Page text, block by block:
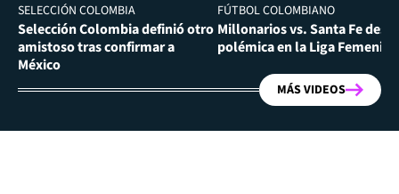
SELECCIÓN COLOMBIA
Selección Colombia definió otro
amistoso tras confirmar a
México
FÚTBOL COLOMBIANO
Millonarios vs. Santa Fe
polémica en la Liga Femenina
MÁS VIDEOS